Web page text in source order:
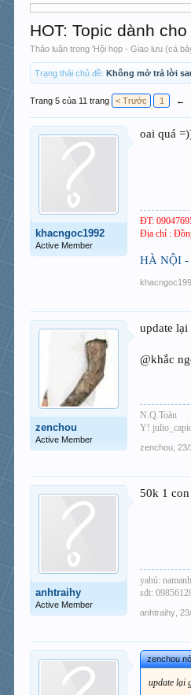
HOT: Topic dành
Thảo luận trong 'Hội họp - Giao lưu (cá
Trạng thái chủ đề: Không mở trả lời
Trang 5 của 11 trang < Trước 1 ←
khacngoc1992
Active Member
oai quá
ĐT:
Địa chỉ :
HÀ NỘI
zenchou
Active Member
update
@khắc
N.Q.Toàn
Y!
zenchou 23/
anhtraihy
Active Member
50k 1
yahú:
sđt:
anhtraihy
zenchou
update lại